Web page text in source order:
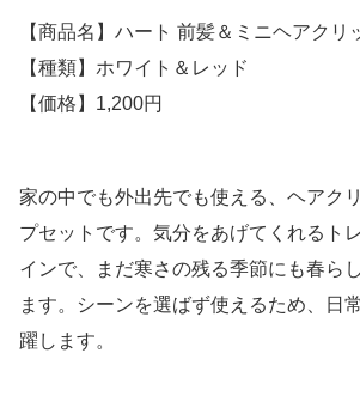
【商品名】ハート 前髪＆ミニヘアクリ
【種類】ホワイト＆レッド
【価格】1,200円
家の中でも外出先でも使える、ヘアク
プセットです。気分をあげてくれるト
インで、まだ寒さの残る季節にも春ら
ます。シーンを選ばず使えるため、日
躍します。